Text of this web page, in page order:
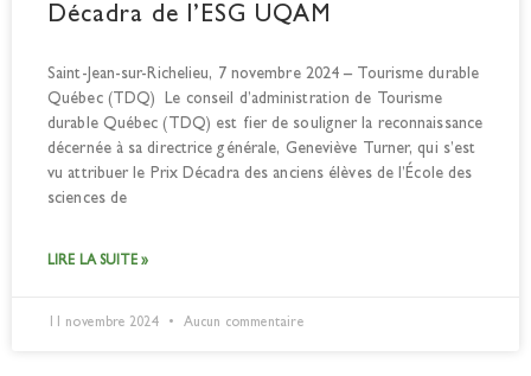
Décadra de l’ESG UQAM
Saint-Jean-sur-Richelieu, 7 novembre 2024 – Tourisme durable
Québec (TDQ) Le conseil d’administration de Tourisme
durable Québec (TDQ) est fier de souligner la reconnaissance
décernée à sa directrice générale, Geneviève Turner, qui s’est
vu attribuer le Prix Décadra des anciens élèves de l’École des
sciences de
LIRE LA SUITE »
11 novembre 2024 Aucun commentaire